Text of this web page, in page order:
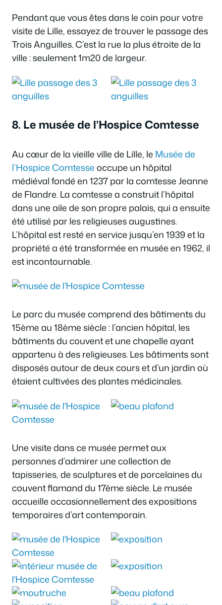
Pendant que vous êtes dans le coin pour votre
visite de Lille, essayez de trouver le passage des
Trois Anguilles. C’est la rue la plus étroite de la
ville : seulement 1m20 de largeur.
8. Le musée de l’Hospice Comtesse
Au cœur de la vieille ville de Lille, le Musée de
l’Hospice Comtesseoccupe un hôpital
médiéval fondé en 1237 par la comtesse Jeanne
de Flandre. La comtesse a construit l’hôpital
dans une aile de son propre palais, qui a ensuite
été utilisé par les religieuses augustines.
L’hôpital est resté en service jusqu’en 1939 et la
propriété a été transformée en musée en 1962, il
est incontournable.
Le parc du musée comprend des bâtiments du
15ème au 18ème siècle : l’ancien hôpital, les
bâtiments du couvent et une chapelle ayant
appartenu à des religieuses. Les bâtiments sont
disposés autour de deux cours et d’un jardin où
étaient cultivées des plantes médicinales.
Une visite dans ce musée permet aux
personnes d’admirer une collection de
tapisseries, de sculptures et de porcelaines du
couvent flamand du 17ème siècle. Le musée
accueille occasionnellement des expositions
temporaires d’art contemporain.